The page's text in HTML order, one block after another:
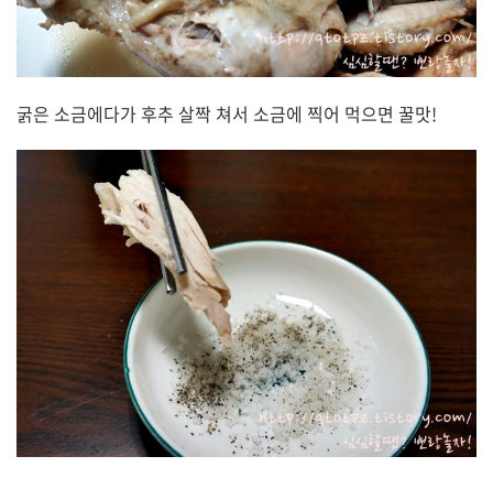
굵은 소금에다가 후추 살짝 쳐서 소금에 찍어 먹으면 꿀맛!